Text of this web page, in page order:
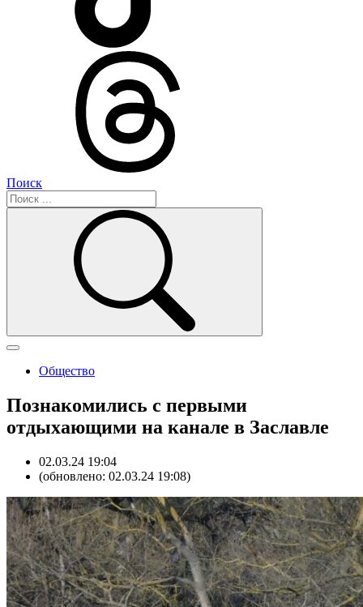
Поиск
Общество
Познакомились с первыми
отдыхающими на канале в Заславле
02.03.24 19:04
(обновлено: 02.03.24 19:08)